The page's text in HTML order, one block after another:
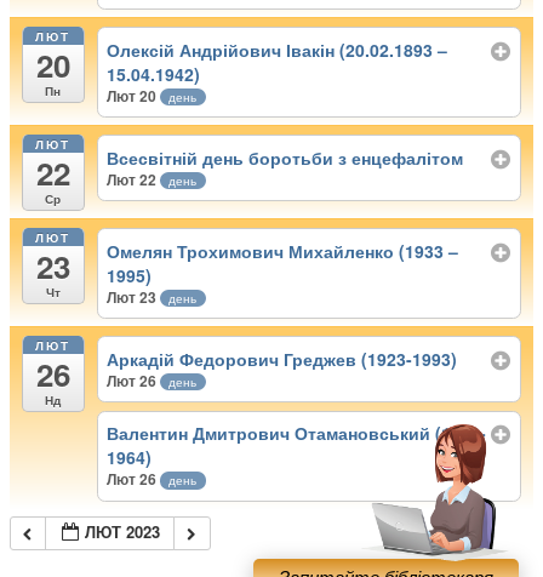
ЛЮТ
20
Пн
Олексій Андрійович Івакін (20.02.1893 –
15.04.1942)
Лют 20 день
ЛЮТ
22
Ср
Всесвітній день боротьби з енцефалітом
Лют 22 день
ЛЮТ
23
Чт
Омелян Трохимович Михайленко (1933 –
1995)
Лют 23 день
ЛЮТ
26
Нд
Аркадій Федорович Греджев (1923-1993)
Лют 26 день
Валентин Дмитрович Отамановський (1893-
1964)
Лют 26 день
ЛЮТ 2023